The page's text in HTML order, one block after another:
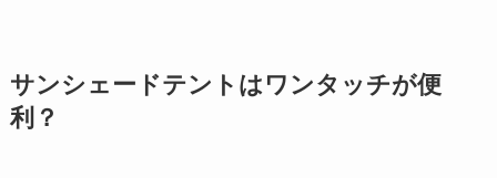
サンシェードテントはワンタッチが便
利？